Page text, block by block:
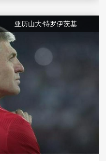
亚历山大·特罗伊茨基